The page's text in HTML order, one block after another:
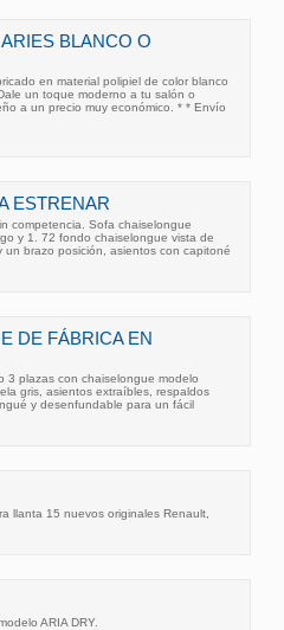
BLANCO O
en material polipiel de color blanco
un toque moderno a tu salón o
a un precio muy económico. * * Envío
ESTRENAR
competencia. Sofa chaiselongue
y 1. 72 fondo chaiselongue vista de
brazo posición, asientos con capitoné
DE FÁBRICA EN
3 plazas con chaiselongue modelo
gris, asientos extraíbles, respaldos
y desenfundable para un fácil
llanta 15 nuevos originales Renault,
ARIA DRY.